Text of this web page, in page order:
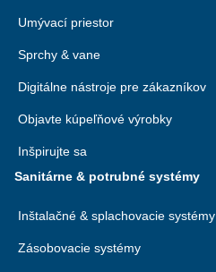
Umývací priestor
Sprchy & vane
Digitálne nástroje pre zákazníkov
Objavte kúpeľňové výrobky
Inšpirujte sa
Sanitárne & potrubné systémy
Inštalačné & splachovacie systémy
Zásobovacie systémy